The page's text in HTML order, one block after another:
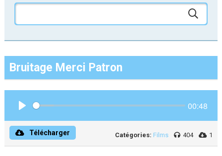
Bruitage Merci Patron
00:48
Télécharger Catégories: Films 404 1